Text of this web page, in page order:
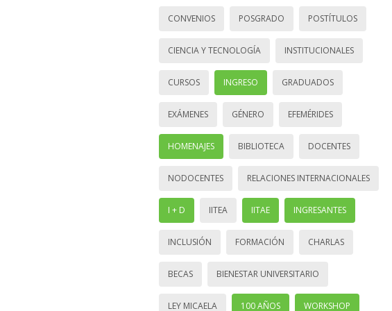
CONVENIOS POSGRADO POSTÍTULOS
CIENCIA Y TECNOLOGÍA INSTITUCIONALES
CURSOS INGRESO GRADUADOS
EXÁMENES GÉNERO EFEMÉRIDES
HOMENAJES BIBLIOTECA DOCENTES
NODOCENTES RELACIONES INTERNACIONALES
I + D IITEA IITAE INGRESANTES
INCLUSIÓN FORMACIÓN CHARLAS
BECAS BIENESTAR UNIVERSITARIO
LEY MICAELA 100 AÑOS WORKSHOP